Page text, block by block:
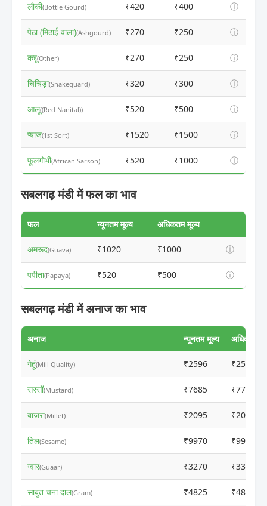
लौकी(Bottle Gourd) ₹420 ₹400 ⓘ
पेठा (मिठाई वाला)(Ashgourd) ₹270 ₹250 ⓘ
कद्दू(Other) ₹270 ₹250 ⓘ
चिचिड़ा(Snakeguard) ₹320 ₹300 ⓘ
आलू((Red Nanital)) ₹520 ₹500 ⓘ
प्याज(1st Sort) ₹1520 ₹1500 ⓘ
फूलगोभी(African Sarson) ₹520 ₹1000 ⓘ
सबलगढ़ मंडी में फल का भाव
फल न्यूनतम मूल्य अधिकतम मूल्य
अमरूद(Guava) ₹1020 ₹1000 ⓘ
पपीता(Papaya) ₹520 ₹500 ⓘ
सबलगढ़ मंडी में अनाज का भाव
अनाज न्यूनतम मूल्य अधिकतम
गेहूं(Mill Quality) ₹2596 ₹2579
सरसों(Mustard) ₹7685 ₹7700
बाजरा(Millet) ₹2095 ₹2075
तिल(Sesame) ₹9970 ₹9950
ग्वार(Guaar) ₹3270 ₹3300
साबुत चना दाल(Gram) ₹4825 ₹4805